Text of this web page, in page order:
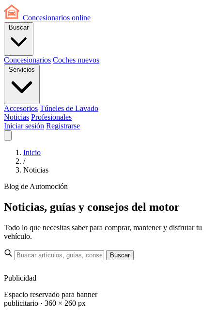
Concesionarios online
Buscar
Concesionarios Coches nuevos
Servicios
Accesorios Túneles de Lavado
Noticias Profesionales
Iniciar sesión Registrarse
Inicio
/
Noticias
Blog de Automoción
Noticias, guías y consejos del motor
Todo lo que necesitas saber para comprar, mantener y disfrutar tu
vehículo.
Buscar
Publicidad
Espacio reservado para banner
publicitario · 360 × 260 px